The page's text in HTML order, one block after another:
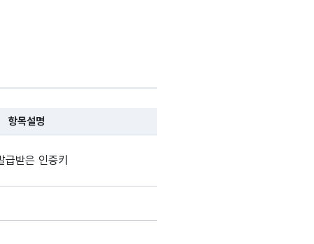
항목설명
받은 인증키